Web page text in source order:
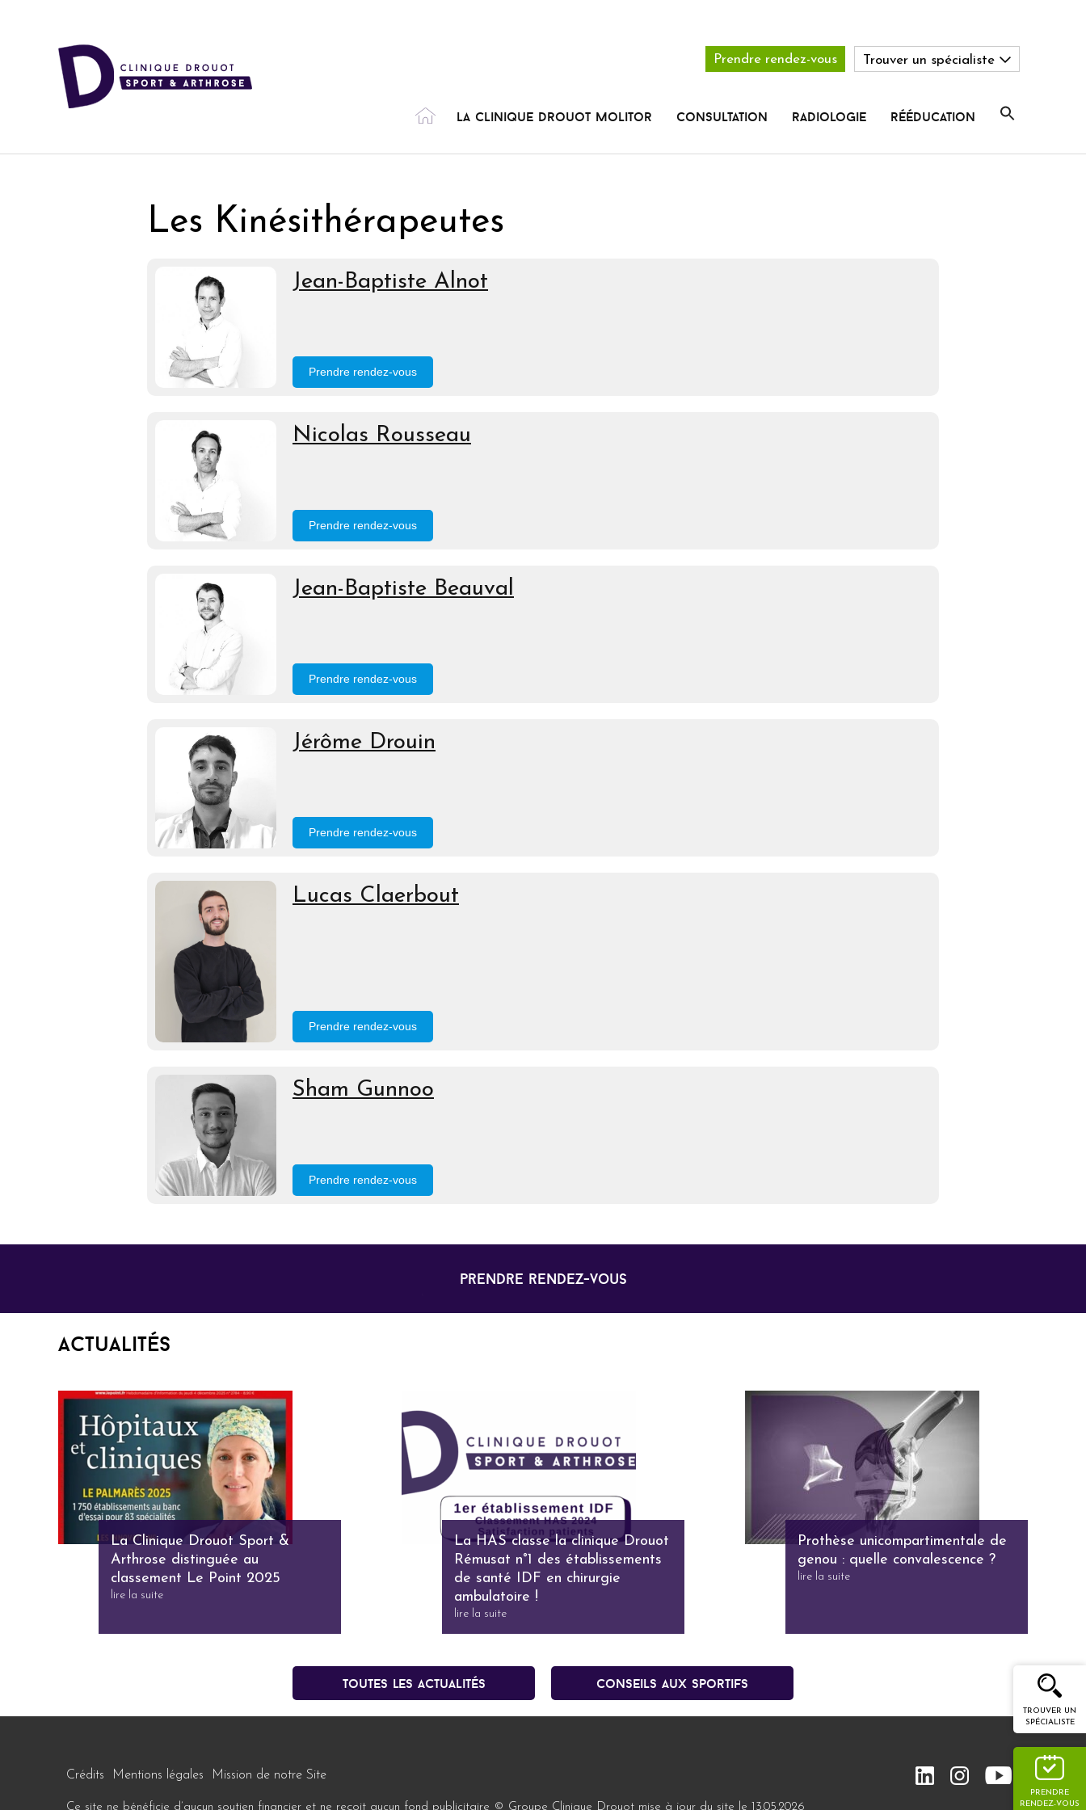
Prendre rendez-vous Trouver un spécialiste
La clinique Drouot Molitor Consultation radiologie rééducation
PRENDRE
RENDEZ-VOUS
TROUVER UN
SPÉCIALISTE
Les Kinésithérapeutes
Jean-Baptiste Alnot
Prendre rendez-vous
Nicolas Rousseau
Prendre rendez-vous
Jean-Baptiste Beauval
Prendre rendez-vous
Jérôme Drouin
Prendre rendez-vous
Lucas Claerbout
Prendre rendez-vous
Sham Gunnoo
Prendre rendez-vous
prendre rendez-vous
Actualités
La Clinique Drouot Sport &
Arthrose distinguée au
classement Le Point 2025
lire la suite
La HAS classe la clinique Drouot
Rémusat n°1 des établissements
de santé IDF en chirurgie
ambulatoire !
lire la suite
Prothèse unicompartimentale de
genou : quelle convalescence ?
lire la suite
Toutes les actualités conseils aux sportifs
Crédits Mentions légales Mission de notre Site
Ce site ne bénéficie d’aucun soutien financier et ne reçoit aucun fond publicitaire © Groupe Clinique Drouot mise à jour du site le 13.05.2026